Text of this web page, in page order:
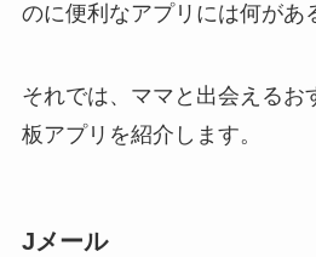
のに便利なアプリには何があ
それでは、ママと出会えるお
板アプリを紹介します。
Jメール